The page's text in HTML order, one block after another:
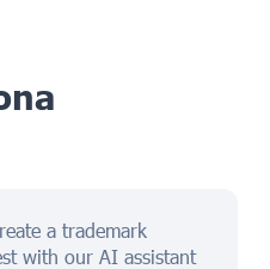
a trademark
with our AI assistant